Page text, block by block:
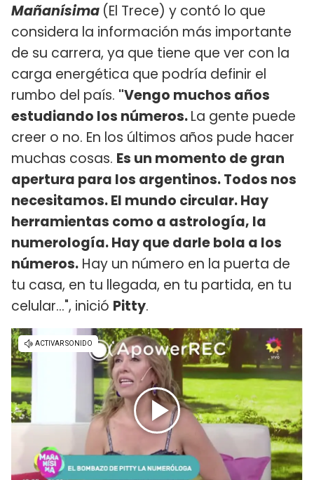
Mañanísima (El Trece) y contó lo que
considera la información más importante
de su carrera, ya que tiene que ver con la
carga energética que podría definir el
rumbo del país. "Vengo muchos años
estudiando los números.La gente puede
creer o no. En los últimos años pude hacer
muchas cosas. Es un momento de gran
apertura para los argentinos. Todos nos
necesitamos. El mundo circular. Hay
herramientas como a astrología, la
numerología. Hay que darle bola a los
números. Hay un número en la puerta de
tu casa, en tu llegada, en tu partida, en tu
celular...", inició Pitty.